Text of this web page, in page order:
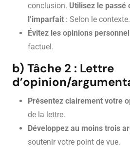
conclusion. Utilisez le passé
l’imparfait : Selon le contexte.
Évitez les opinions
factuel.
b) Tâche 2 : Lettre
d’opinion/
Présentez clairement votre
de la lettre.
Développez au moins trois
soutenir votre point de vue.